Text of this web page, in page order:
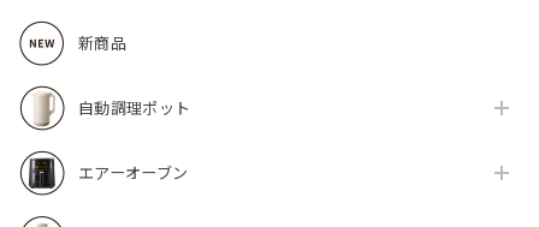
新商品
自動調理ポット
エアーオーブン